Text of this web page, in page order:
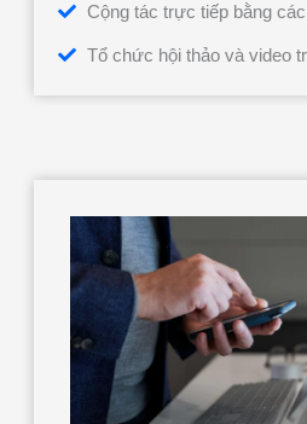
Cộng tác trực tiếp bằng
Tổ chức hội thảo và video